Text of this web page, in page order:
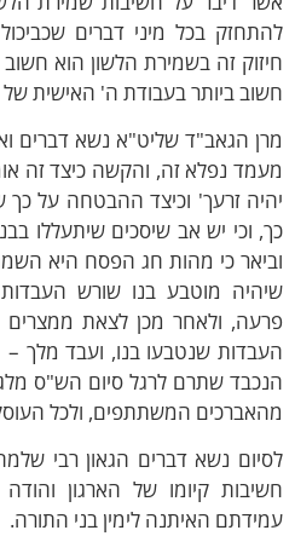
בכל מיני דברים שכביכול
זה בשמירת הלשון הוא חשוב
ביותר בעבודת ה' האישית של
הגאב"ד שליט"א נשא דברים ואמר
נפלא זה, והקשה כיצד זה
זרעך' וכיצד ההבטחה על כך
וכי יש אב שיסכים שיתעללו בבנו
כי מהות חג הפסח היא השמחה
מוטבע בנו שורש העבדות
ולאחר מכן לצאת ממצרים
שנטבעו בנו, ועבד מלך –
שתרם לרגל סיום הש"ס
המשתתפים, ולכל
נשא דברים הגאון רבי
קיומו של הארגון והודה
האיתנה לימין בני התורה.